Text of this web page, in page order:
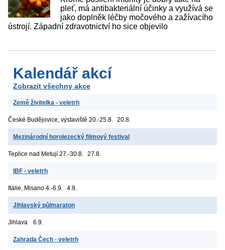
pleť, má antibakteriální účinky a využívá se
jako doplněk léčby močového a zažívacího
ústrojí. Západní zdravotnictví ho sice objevilo
Kalendář akcí
Zobrazit všechny akce
Země živitelka - veletrh
České Budějovice, výstaviště 20.-25.8. 20.8.
Mezinárodní horolezecký filmový festival
Teplice nad Metují 27.-30.8. 27.8.
IBF - veletrh
Itálie, Misano 4.-6.9. 4.9.
Jihlavský půlmaraton
Jihlava 6.9.
Zahrada Čech - veletrh